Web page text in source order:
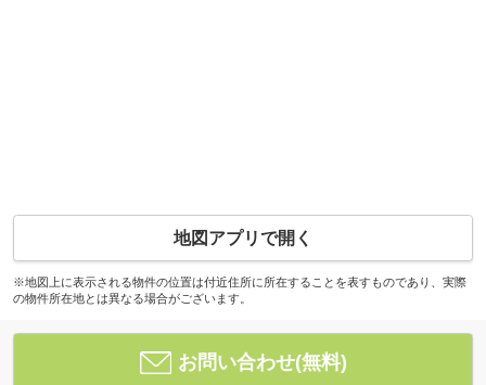
地図アプリで開く
※地図上に表示される物件の位置は付近住所に所在することを表すものであり、実際
の物件所在地とは異なる場合がございます。
お問い合わせ(無料)